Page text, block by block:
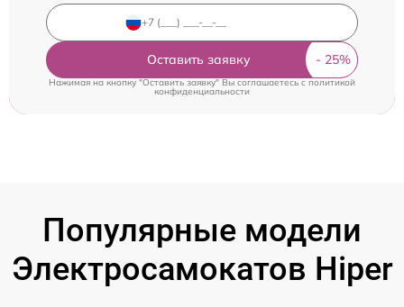
Оставить заявку
Нажимая на кнопку "Оставить заявку" Вы соглашаетесь cполитикой
конфиденциальности
Популярные модели
Электросамокатов Hiper